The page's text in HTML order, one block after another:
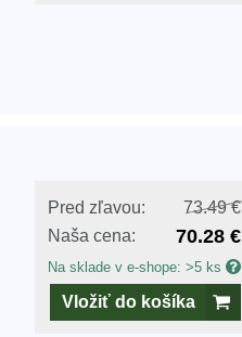
Pred zľavou:
73.49 €
Naša cena:
70.28 €
Na sklade v e-shope: >5 ks
Vložiť do košíka